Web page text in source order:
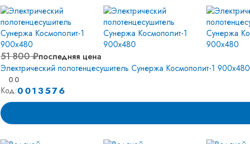
51 800 ₽последняя цена
Электрический полотенцесушитель Сунержа Космополит-1 900х480
0.0
Код:0013576